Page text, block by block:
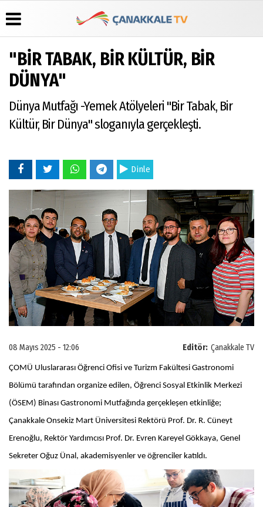
Üye Paneli
Haber
Arşivi
Hava
Gazete
Manşetleri
Anketler
Video
Galeri
Foto
Çerez
Politikası
"BİR TABAK, BİR KÜLTÜR, BİR
DÜNYA"
Dünya Mutfağı -Yemek Atölyeleri "Bir Tabak, Bir
Kültür, Bir Dünya" sloganıyla gerçekleşti.
Dinle
Editör: Çanakkale TV
08 Mayıs 2025 - 12:06
ÇOMÜ Uluslararası Öğrenci Ofisi ve Turizm Fakültesi Gastronomi
Bölümü tarafından organize edilen, Öğrenci Sosyal Etkinlik Merkezi
(ÖSEM) Binası Gastronomi Mutfağında gerçekleşen etkinliğe;
Çanakkale Onsekiz Mart Üniversitesi Rektörü Prof. Dr. R. Cüneyt
Erenoğlu, Rektör Yardımcısı Prof. Dr. Evren Kareyel Gökkaya, Genel
Sekreter Oğuz Ünal, akademisyenler ve öğrenciler katıldı.